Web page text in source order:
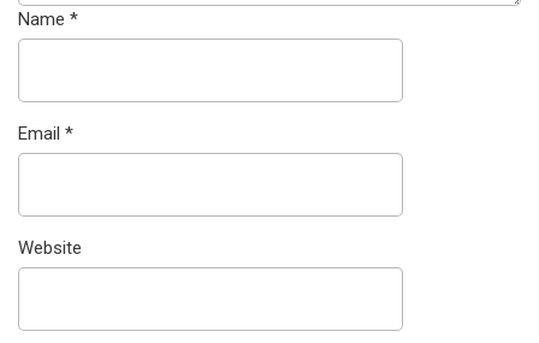
Name *
Email *
Website